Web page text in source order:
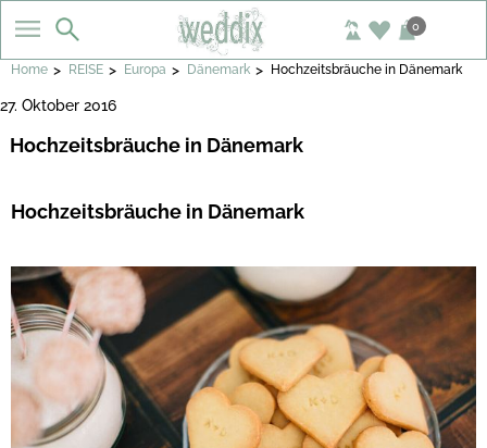
0
Home > REISE > Europa > Dänemark > Hochzeitsbräuche in Dänemark
27. Oktober 2016
Hochzeitsbräuche in Dänemark
Hochzeitsbräuche in Dänemark